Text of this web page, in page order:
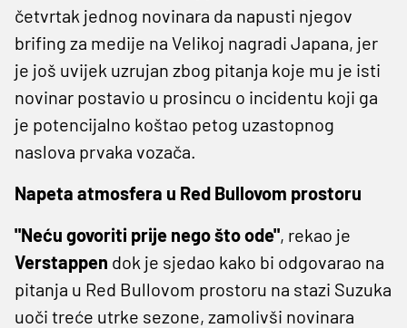
četvrtak jednog novinara da napusti njegov
brifing za medije na Velikoj nagradi Japana, jer
je još uvijek uzrujan zbog pitanja koje mu je isti
novinar postavio u prosincu o incidentu koji ga
je potencijalno koštao petog uzastopnog
naslova prvaka vozača.
Napeta atmosfera u Red Bullovom prostoru
"Neću govoriti prije nego što ode", rekao je
Verstappen dok je sjedao kako bi odgovarao na
pitanja u Red Bullovom prostoru na stazi Suzuka
uoči treće utrke sezone, zamolivši novinara